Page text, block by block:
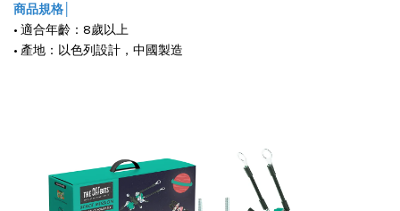
商品規格│
• 適合年齡：8歲以上
• 產地：以色列設計，中國製造